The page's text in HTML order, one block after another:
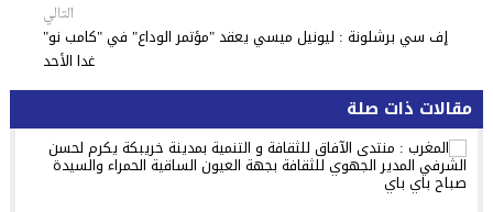
التالي
إف سي برشلونة : ليونيل ميسي يعقد "مؤتمر الوداع" في "كامب نو"
غدا الأحد
مقالات ذات صلة